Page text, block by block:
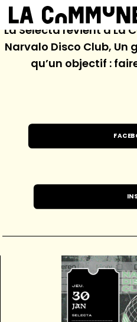
À
La Selecta revient à La
Narvalo Disco Club, Un
qu’un objectif :